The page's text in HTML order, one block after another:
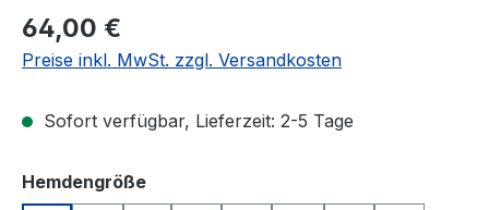
Regulärer Preis:
64,00 €
Preise inkl. MwSt. zzgl. Versandkosten
Sofort verfügbar, Lieferzeit: 2-5 Tage
Hemdengrößeauswählen